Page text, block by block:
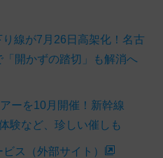
線が7月26日高架化！名古
開かずの踏切」も解消へ
ーを10月開催！新幹線
験など、珍しい催しも
ス（外部サイト）